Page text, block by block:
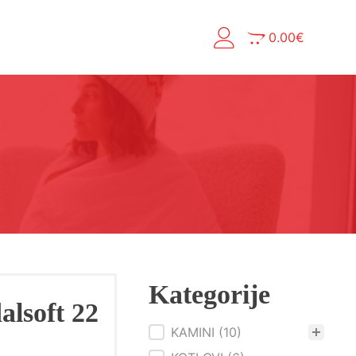
0.00€
22
Kategorije
KAMINI (10)